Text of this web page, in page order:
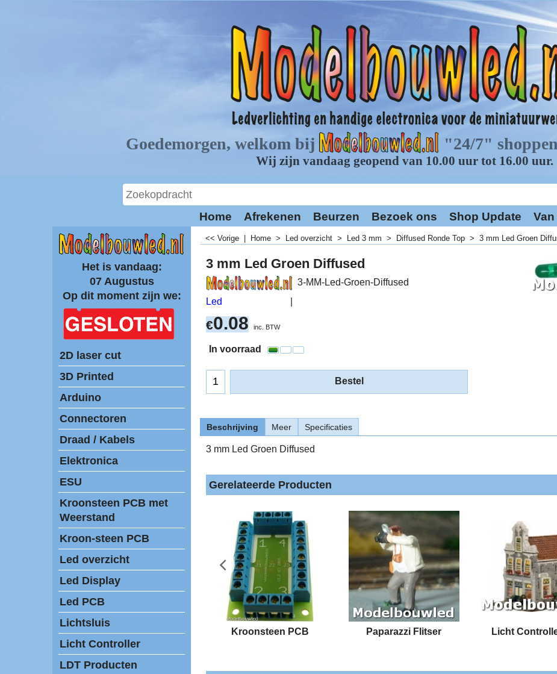
Home Afrekenen Beurzen Bezoek ons Shop Update
Het is vandaag:
07 Augustus
Op dit moment zijn we:
2D laser cut
3D Printed
Arduino
Connectoren
Draad / Kabels
Elektronica
ESU
Kroonsteen PCB met
Weerstand
Kroon-steen PCB
Led overzicht
Led Display
Led PCB
Lichtsluis
Licht Controller
LDT Producten
<< Vorige Home > Led overzicht > Led 3 mm > Diffused Ronde Top > 3 mm Led Groen
3 mm Led Groen Diffused
Led
3-MM-Led-Groen-Diffused
€0.08 inc. BTW
In voorraad
Bestel
Beschrijving Meer Specificaties
3 mm Led Groen Diffused
Gerelateerde Producten
Kroonsteen PCB Paparazzi Flitser Licht